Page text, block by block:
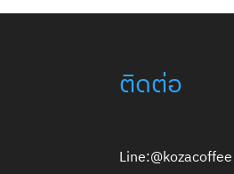
ติดต่อ
Line:@kozacoffee